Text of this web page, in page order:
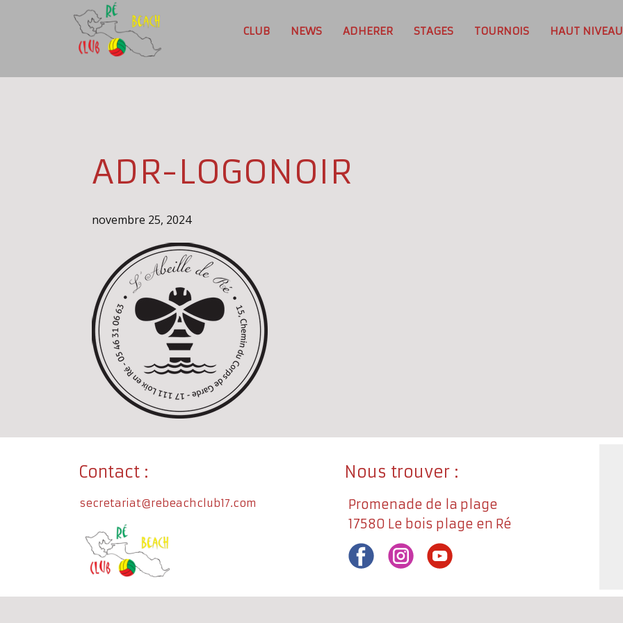
CLUB NEWS ADHERER STAGES TOURNOIS HAUT NIVEAU
ADR-LOGONOIR
novembre 25, 2024
Contact :
secretariat@rebeachclub17.com
Nous trouver :
Promenade de la plage
17580 Le bois plage en Ré